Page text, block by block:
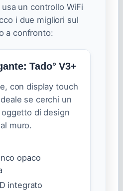
un controllo WiFi
i due migliori sul
a confronto:
Tado° V3+
con display touch
se cerchi un
di design
muro.
opaco
integrato